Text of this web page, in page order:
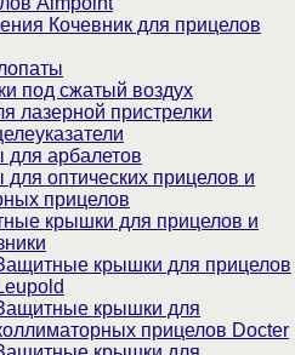
Кочевник для прицелов
под сжатый воздух
лазерной пристрелки
для арбалетов
для оптических прицелов и
прицелов
крышки для прицелов и
крышки для прицелов
крышки для
прицелов Docter